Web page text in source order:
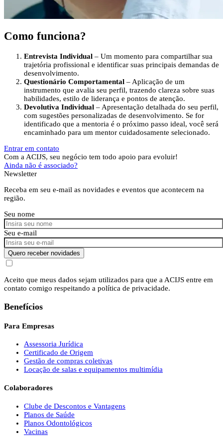
Como funciona?
Entrevista Individual – Um momento para compartilhar sua
trajetória profissional e identificar suas principais demandas de
desenvolvimento.
Questionário Comportamental – Aplicação de um
instrumento que avalia seu perfil, trazendo clareza sobre suas
habilidades, estilo de liderança e pontos de atenção.
Devolutiva Individual – Apresentação detalhada do seu perfil,
com sugestões personalizadas de desenvolvimento. Se for
identificado que a mentoria é o próximo passo ideal, você será
encaminhado para um mentor cuidadosamente selecionado.
Entrar em contato
Com a ACIJS, seu negócio tem todo apoio para evoluir!
Ainda não é associado?
Newsletter
Receba em seu e-mail as novidades e eventos que acontecem na
região.
Seu nome
Seu e-mail
Quero receber novidades
Aceito que meus dados sejam utilizados para que a ACIJS entre em
contato comigo respeitando a política de privacidade.
Benefícios
Para Empresas
Assessoria Jurídica
Certificado de Origem
Gestão de compras coletivas
Locação de salas e equipamentos multimídia
Colaboradores
Clube de Descontos e Vantagens
Planos de Saúde
Planos Odontológicos
Vacinas